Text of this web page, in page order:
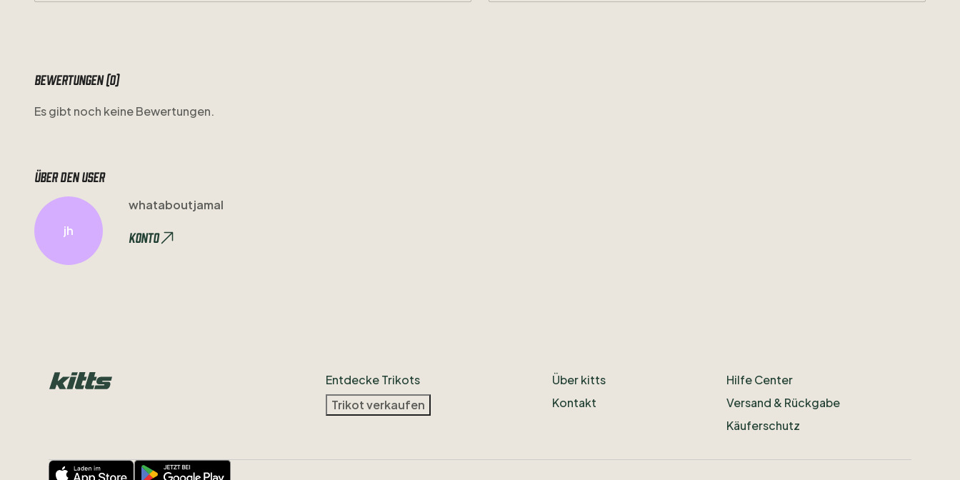
Bewertungen (0)
Es gibt noch keine Bewertungen.
Über den user
jh
whataboutjamal
Konto
Entdecke Trikots
Trikot verkaufen
Über kitts
Kontakt
Hilfe Center
Versand & Rückgabe
Käuferschutz